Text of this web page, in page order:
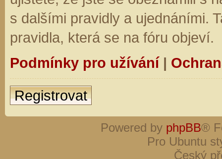
s dalšími pravidly a ujednáními.
pravidla, která se na fóru objeví.
Podmínky pro užívání|
Registrovat
Powered by phpBB®
Pro Ubuntu
Český